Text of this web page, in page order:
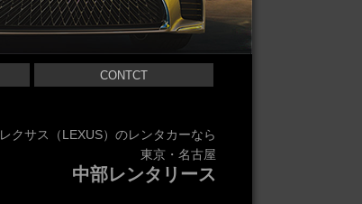
CONTCT
レクサス（LEXUS）のレンタカーなら
東京・名古屋
中部レンタリース